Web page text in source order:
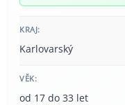
KRAJ:
Karlovarský
VĚK:
od 17 do 33 let